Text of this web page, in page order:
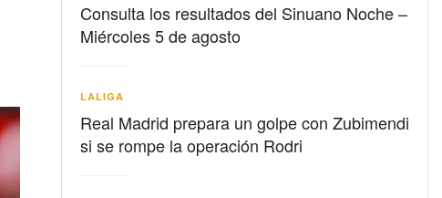
Consulta los resultados del Sinuano Noche –
Miércoles 5 de agosto
LALIGA
Real Madrid prepara un golpe con Zubimendi
si se rompe la operación Rodri